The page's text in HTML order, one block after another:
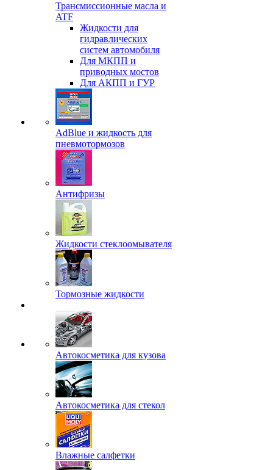
Трансмиссионные масла и
ATF
Жидкости для
гидравлических
систем автомобиля
Для МКПП и
приводных мостов
Для АКПП и ГУР
AdBlue и жидкость для
пневмотормозов
Антифризы
Жидкости стеклоомывателя
Тормозные жидкости
Автокосметика для кузова
Автокосметика для стекол
Влажные салфетки